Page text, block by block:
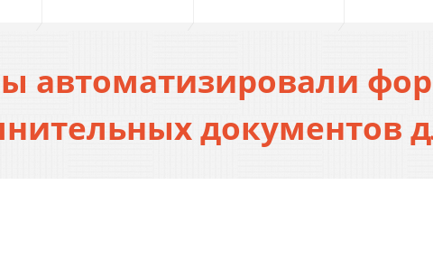
автоматизировали
документов